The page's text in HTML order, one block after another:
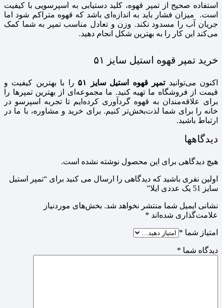
استفاده صحیح از تمپر قهوه، کلید دستیابی به اسپرسویی با کیفیت
است. میزان فشار باید به اندازه‌ای باشد که قهوه متراکم شود اما
جریان آب را مسدود نکند. وزن و تعادل مناسب تمپر به شما کمک
می‌کند این کار را به بهترین شکل انجام دهید.
خرید تمپر قهوه استیل سایز ۵۱
اکنون می‌توانیدتمپر قهوه استیل سایز ۵۱
را با بهترین کیفیت و
قیمت از فروشگاه ما تهیه کنید. ما مجموعه‌ای از بهترین تمپرها را
برای علاقه‌مندان به قهوه گردآوری کرده‌ایم تا تجربه اسپرسو در
خانه را برای شما لذت‌بخش‌تر کنیم. برای خرید و مشاوره، با ما در
ارتباط باشید.
دیدگاهها
هیچ دیدگاهی برای این محصول نوشته نشده است.
اولین نفری باشید که دیدگاهی را ارسال می کنید برای “تمپر استیل
سایز 51 یک عددی ایلا”
نشانی ایمیل شما منتشر نخواهد شد. بخش‌های موردنیاز
علامت‌گذاری شده‌اند *
امتیاز شما *
دیدگاه شما *